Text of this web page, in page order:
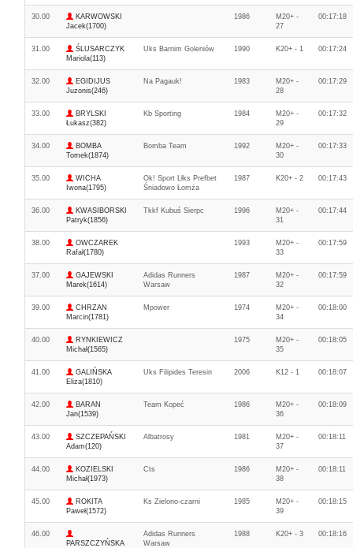
30.00
KARWOWSKI
Jacek(1700)
1986
M20+ -
27
00:17:18
31.00
ŚLUSARCZYK
Mariola(113)
Uks Barnim Goleniów 1990 K20+ - 1 00:17:24
32.00
EGIDIJUS
Juzonis(246)
Na Pagauk! 1983
M20+ -
28
00:17:29
33.00
BRYLSKI
Łukasz(382)
Kb Sporting 1984
M20+ -
29
00:17:32
34.00
BOMBA
Tomek(1874)
Bomba Team 1992
M20+ -
30
00:17:33
35.00
WICHA
Iwona(1795)
Ok! Sport Lłks Prefbet
Śniadowo Łomża
1987 K20+ - 2 00:17:43
36.00
KWASIBORSKI
Patryk(1856)
Tkkf Kubuś Sierpc 1996
M20+ -
31
00:17:44
38.00
OWCZAREK
Rafał(1780)
1993
M20+ -
33
00:17:59
37.00
GAJEWSKI
Marek(1614)
Adidas Runners
Warsaw
1987
M20+ -
32
00:17:59
39.00
CHRZAN
Marcin(1781)
Mpower 1974
M20+ -
34
00:18:00
40.00
RYNKIEWICZ
Michał(1565)
1975
M20+ -
35
00:18:05
41.00
GALIŃSKA
Eliza(1810)
Uks Filipides Teresin 2006 K12 - 1 00:18:07
42.00
BARAN
Jan(1539)
Team Kopeć 1986
M20+ -
36
00:18:09
43.00
SZCZEPAŃSKI
Adam(120)
Albatrosy 1981
M20+ -
37
00:18:11
44.00
KOZIELSKI
Michał(1973)
Cts 1986
M20+ -
38
00:18:11
45.00
ROKITA
Paweł(1572)
Ks Zielono-czarni 1985
M20+ -
39
00:18:15
46.00
PARSZCZYŃSKA
Adidas Runners
Warsaw
1988 K20+ - 3 00:18:16